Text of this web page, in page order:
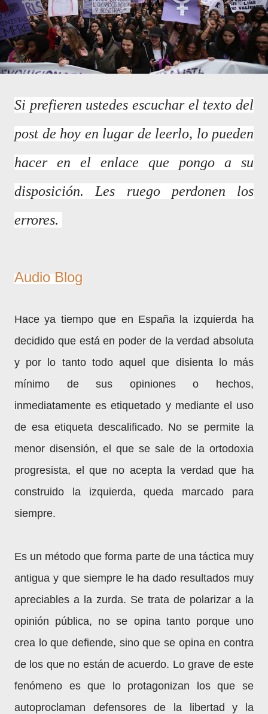
Si prefieren ustedes escuchar el texto del
post de hoy en lugar de leerlo, lo pueden
hacer en el enlace que pongo a su
disposición. Les ruego perdonen los
errores.
Audio Blog
Hace ya tiempo que en España la izquierda ha
decidido que está en poder de la verdad absoluta
y por lo tanto todo aquel que disienta lo más
mínimo de sus opiniones o hechos,
inmediatamente es etiquetado y mediante el uso
de esa etiqueta descalificado. No se permite la
menor disensión, el que se sale de la ortodoxia
progresista, el que no acepta la verdad que ha
construido la izquierda, queda marcado para
siempre.
Es un método que forma parte de una táctica muy
antigua y que siempre le ha dado resultados muy
apreciables a la zurda. Se trata de polarizar a la
opinión pública, no se opina tanto porque uno
crea lo que defiende, sino que se opina en contra
de los que no están de acuerdo. Lo grave de este
fenómeno es que lo protagonizan los que se
autoproclaman defensores de la libertad y la